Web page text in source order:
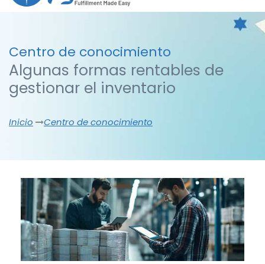
Centro de conocimiento
Algunas formas rentables de
gestionar el inventario
Inicio Centro de conocimiento